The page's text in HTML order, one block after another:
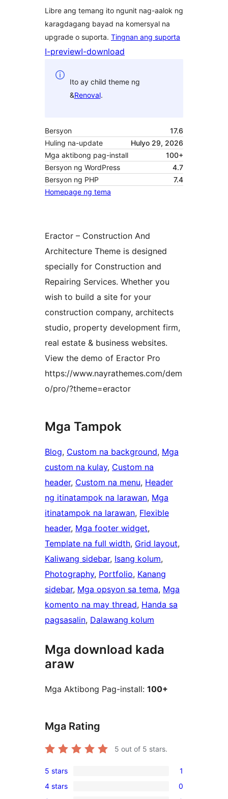
Libre ang temang ito ngunit nag-aalok ng
karagdagang bayad na komersyal na
upgrade o suporta. Tingnan ang suporta
I-previewI-download
Ito ay child theme ng
&Renoval.
Bersyon
17.6
Huling na-update
Hulyo 29, 2026
Mga aktibong pag-install
100+
Bersyon ng WordPress
4.7
Bersyon ng PHP
7.4
Homepage ng tema
Eractor – Construction And
Architecture Theme is designed
specially for Construction and
Repairing Services. Whether you
wish to build a site for your
construction company, architects
studio, property development firm,
real estate & business websites.
View the demo of Eractor Pro
https://www.nayrathemes.com/dem
o/pro/?theme=eractor
Mga Tampok
Blog, Custom na background, Mga
custom na kulay, Custom na
header, Custom na menu, Header
ng itinatampok na larawan, Mga
itinatampok na larawan, Flexible
header, Mga footer widget
Template na full width, Grid layout
Kaliwang sidebar, Isang kolum
Photography, Portfolio, Kanang
sidebar, Mga opsyon sa tema, Mga
komento na may thread, Handa sa
pagsasalin, Dalawang kolum
Mga download kada
araw
Mga Aktibong Pag-install: 100+
Mga Rating
5 out of 5 stars.
1
5-
5 stars 1
0
4 stars
0